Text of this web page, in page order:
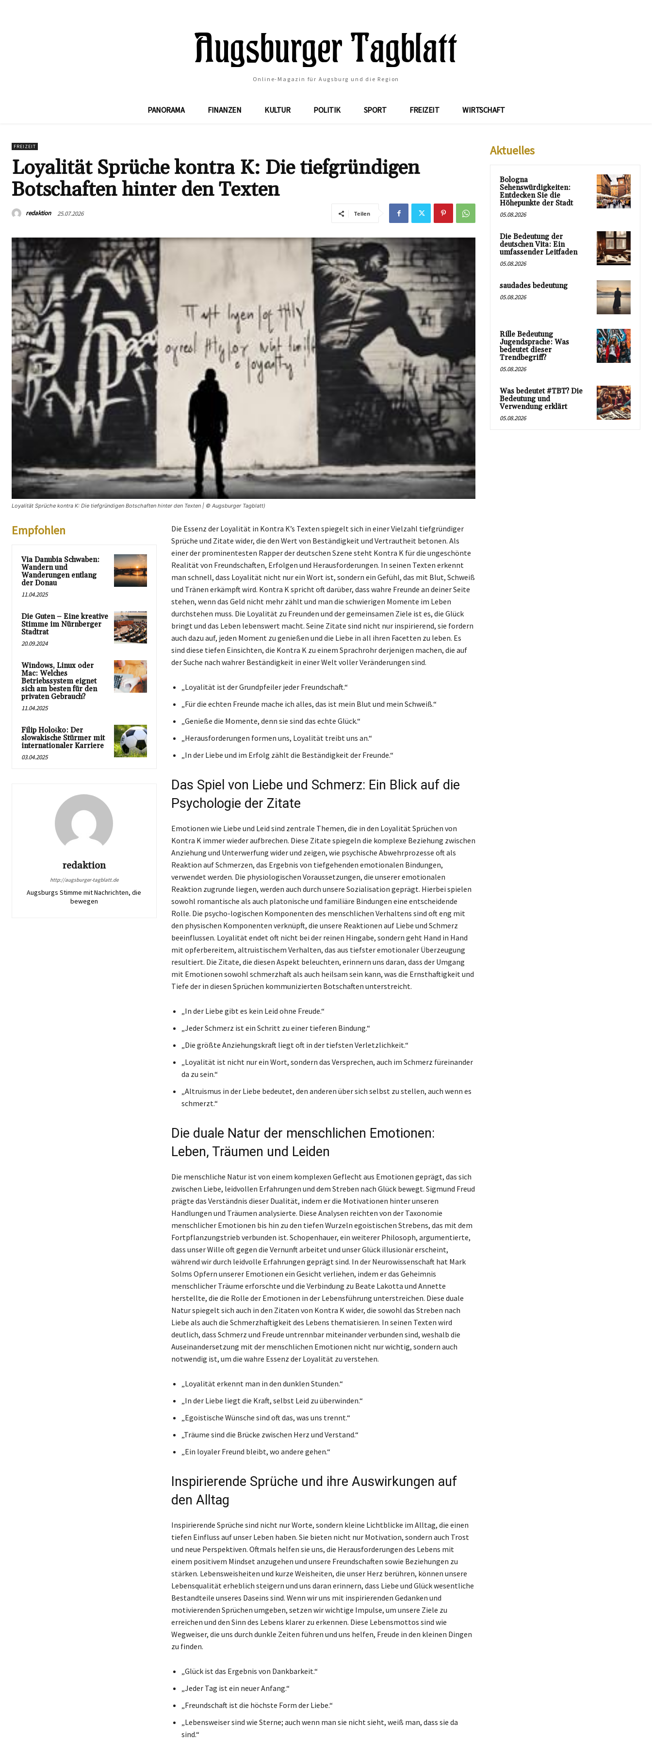
Online-Magazin für Augsburg und die Region
PANORAMA FINANZEN KULTUR POLITIK SPORT FREIZEIT WIRTSCHAFT
FREIZEIT
Loyalität Sprüche kontra K: Die tiefgründigen
Botschaften hinter den Texten
redaktion 25.07.2026 Teilen
Loyalität Sprüche kontra K: Die tiefgründigen Botschaften hinter den Texten | © Augsburger Tagblatt)
Empfohlen
Via Danubia Schwaben:
Wandern und
Wanderungen entlang
der Donau
11.04.2025
Die Guten – Eine kreative
Stimme im Nürnberger
Stadtrat
20.09.2024
Windows, Linux oder
Mac: Welches
Betriebssystem eignet
sich am besten für den
privaten Gebrauch?
11.04.2025
Filip Hološko: Der
slowakische Stürmer mit
internationaler Karriere
03.04.2025
redaktion
http://augsburger-tagblatt.de
Augsburgs Stimme mit Nachrichten, die
bewegen
Die Essenz der Loyalität in Kontra K’s Texten spiegelt sich in einer Vielzahl tiefgründiger
Sprüche und Zitate wider, die den Wert von Beständigkeit und Vertrautheit betonen. Als
einer der prominentesten Rapper der deutschen Szene steht Kontra K für die ungeschönte
Realität von Freundschaften, Erfolgen und Herausforderungen. In seinen Texten erkennt
man schnell, dass Loyalität nicht nur ein Wort ist, sondern ein Gefühl, das mit Blut, Schweiß
und Tränen erkämpft wird. Kontra K spricht oft darüber, dass wahre Freunde an deiner Seite
stehen, wenn das Geld nicht mehr zählt und man die schwierigen Momente im Leben
durchstehen muss. Die Loyalität zu Freunden und der gemeinsamen Ziele ist es, die Glück
bringt und das Leben lebenswert macht. Seine Zitate sind nicht nur inspirierend, sie fordern
auch dazu auf, jeden Moment zu genießen und die Liebe in all ihren Facetten zu leben. Es
sind diese tiefen Einsichten, die Kontra K zu einem Sprachrohr derjenigen machen, die auf
der Suche nach wahrer Beständigkeit in einer Welt voller Veränderungen sind.
„Loyalität ist der Grundpfeiler jeder Freundschaft.“
„Für die echten Freunde mache ich alles, das ist mein Blut und mein Schweiß.“
„Genieße die Momente, denn sie sind das echte Glück.“
„Herausforderungen formen uns, Loyalität treibt uns an.“
„In der Liebe und im Erfolg zählt die Beständigkeit der Freunde.“
Das Spiel von Liebe und Schmerz: Ein Blick auf die
Psychologie der Zitate
Emotionen wie Liebe und Leid sind zentrale Themen, die in den Loyalität Sprüchen von
Kontra K immer wieder aufbrechen. Diese Zitate spiegeln die komplexe Beziehung zwischen
Anziehung und Unterwerfung wider und zeigen, wie psychische Abwehrprozesse oft als
Reaktion auf Schmerzen, das Ergebnis von tiefgehenden emotionalen Bindungen,
verwendet werden. Die physiologischen Voraussetzungen, die unserer emotionalen
Reaktion zugrunde liegen, werden auch durch unsere Sozialisation geprägt. Hierbei spielen
sowohl romantische als auch platonische und familiäre Bindungen eine entscheidende
Rolle. Die psycho-logischen Komponenten des menschlichen Verhaltens sind oft eng mit
den physischen Komponenten verknüpft, die unsere Reaktionen auf Liebe und Schmerz
beeinflussen. Loyalität endet oft nicht bei der reinen Hingabe, sondern geht Hand in Hand
mit opferbereitem, altruistischem Verhalten, das aus tiefster emotionaler Überzeugung
resultiert. Die Zitate, die diesen Aspekt beleuchten, erinnern uns daran, dass der Umgang
mit Emotionen sowohl schmerzhaft als auch heilsam sein kann, was die Ernsthaftigkeit und
Tiefe der in diesen Sprüchen kommunizierten Botschaften unterstreicht.
„In der Liebe gibt es kein Leid ohne Freude.“
„Jeder Schmerz ist ein Schritt zu einer tieferen Bindung.“
„Die größte Anziehungskraft liegt oft in der tiefsten Verletzlichkeit.“
„Loyalität ist nicht nur ein Wort, sondern das Versprechen, auch im Schmerz füreinander
da zu sein.“
„Altruismus in der Liebe bedeutet, den anderen über sich selbst zu stellen, auch wenn es
schmerzt.“
Die duale Natur der menschlichen Emotionen:
Leben, Träumen und Leiden
Die menschliche Natur ist von einem komplexen Geflecht aus Emotionen geprägt, das sich
zwischen Liebe, leidvollen Erfahrungen und dem Streben nach Glück bewegt. Sigmund Freud
prägte das Verständnis dieser Dualität, indem er die Motivationen hinter unseren
Handlungen und Träumen analysierte. Diese Analysen reichten von der Taxonomie
menschlicher Emotionen bis hin zu den tiefen Wurzeln egoistischen Strebens, das mit dem
Fortpflanzungstrieb verbunden ist. Schopenhauer, ein weiterer Philosoph, argumentierte,
dass unser Wille oft gegen die Vernunft arbeitet und unser Glück illusionär erscheint,
während wir durch leidvolle Erfahrungen geprägt sind. In der Neurowissenschaft hat Mark
Solms Opfern unserer Emotionen ein Gesicht verliehen, indem er das Geheimnis
menschlicher Träume erforschte und die Verbindung zu Beate Lakotta und Annette
herstellte, die die Rolle der Emotionen in der Lebensführung unterstreichen. Diese duale
Natur spiegelt sich auch in den Zitaten von Kontra K wider, die sowohl das Streben nach
Liebe als auch die Schmerzhaftigkeit des Lebens thematisieren. In seinen Texten wird
deutlich, dass Schmerz und Freude untrennbar miteinander verbunden sind, weshalb die
Auseinandersetzung mit der menschlichen Emotionen nicht nur wichtig, sondern auch
notwendig ist, um die wahre Essenz der Loyalität zu verstehen.
„Loyalität erkennt man in den dunklen Stunden.“
„In der Liebe liegt die Kraft, selbst Leid zu überwinden.“
„Egoistische Wünsche sind oft das, was uns trennt.“
„Träume sind die Brücke zwischen Herz und Verstand.“
„Ein loyaler Freund bleibt, wo andere gehen.“
Inspirierende Sprüche und ihre Auswirkungen auf
den Alltag
Inspirierende Sprüche sind nicht nur Worte, sondern kleine Lichtblicke im Alltag, die einen
tiefen Einfluss auf unser Leben haben. Sie bieten nicht nur Motivation, sondern auch Trost
und neue Perspektiven. Oftmals helfen sie uns, die Herausforderungen des Lebens mit
einem positivem Mindset anzugehen und unsere Freundschaften sowie Beziehungen zu
stärken. Lebensweisheiten und kurze Weisheiten, die unser Herz berühren, können unsere
Lebensqualität erheblich steigern und uns daran erinnern, dass Liebe und Glück wesentliche
Bestandteile unseres Daseins sind. Wenn wir uns mit inspirierenden Gedanken und
motivierenden Sprüchen umgeben, setzen wir wichtige Impulse, um unsere Ziele zu
erreichen und den Sinn des Lebens klarer zu erkennen. Diese Lebensmottos sind wie
Wegweiser, die uns durch dunkle Zeiten führen und uns helfen, Freude in den kleinen Dingen
zu finden.
„Glück ist das Ergebnis von Dankbarkeit.“
„Jeder Tag ist ein neuer Anfang.“
„Freundschaft ist die höchste Form der Liebe.“
„Lebensweiser sind wie Sterne; auch wenn man sie nicht sieht, weiß man, dass sie da
sind.“
Aktuelles
Bologna
Sehenswürdigkeiten:
Entdecken Sie die
Höhepunkte der Stadt
05.08.2026
Die Bedeutung der
deutschen Vita: Ein
umfassender Leitfaden
05.08.2026
saudades bedeutung
05.08.2026
Rille Bedeutung
Jugendsprache: Was
bedeutet dieser
Trendbegriff?
05.08.2026
Was bedeutet #TBT? Die
Bedeutung und
Verwendung erklärt
05.08.2026